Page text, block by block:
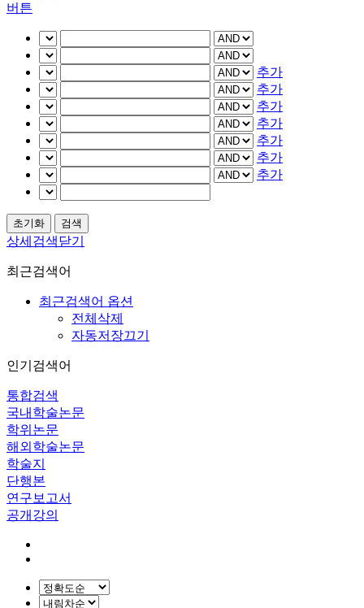
버튼
추가
추가
추가
추가
추가
추가
추가
상세검색닫기
최근검색어
최근검색어 옵션
전체삭제
자동저장끄기
인기검색어
통합검색
국내학술논문
학위논문
해외학술논문
학술지
단행본
연구보고서
공개강의